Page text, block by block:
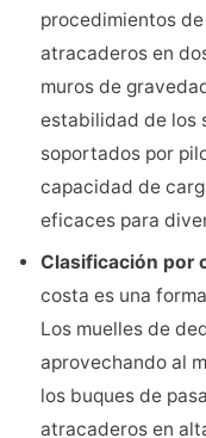
procedimientos
atracaderos en
muros de
estabilidad de los
soportados por
capacidad de
eficaces para
Clasificación por
costa es una
Los muelles de
aprovechando al
los buques de
atracaderos en